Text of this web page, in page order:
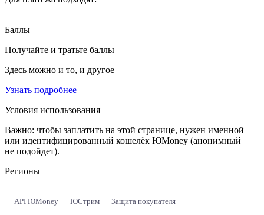
Баллы
Получайте и тратьте баллы
Здесь можно и то, и другое
Узнать подробнее
Условия использования
Важно: чтобы заплатить на этой странице, нужен именной
или идентифицированный кошелёк ЮMoney (анонимный
не подойдет).
Регионы
API ЮMoney ЮСтрим Защита покупателя